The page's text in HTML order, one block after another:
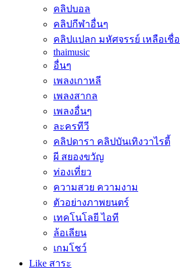
คลิปบอล
คลิปกีฬาอื่นๆ
คลิปแปลก มหัศจรรย์ เหลือเชื่อ
thaimusic
อื่นๆ
เพลงเกาหลี
เพลงสากล
เพลงอื่นๆ
ละครทีวี
คลิปดารา คลิปบันเทิงวาไรตี้
ผี สยองขวัญ
ท่องเที่ยว
ความสวย ความงาม
ตัวอย่างภาพยนตร์
เทคโนโลยี ไอที
ล้อเลียน
เกมโชว์
Like สาระ